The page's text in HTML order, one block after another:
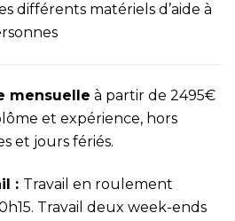
différents matériels d’aide à
mensuelle à partir de 2495€
et expérience, hors
et jours fériés.
: Travail en roulement
Travail deux week-ends